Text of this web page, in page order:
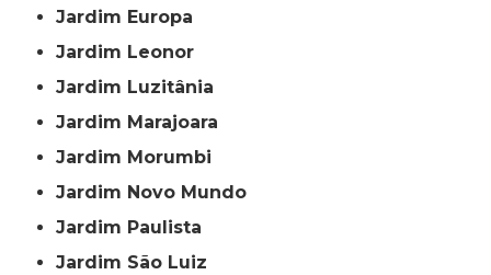
Jardim Europa
Jardim Leonor
Jardim Luzitânia
Jardim Marajoara
Jardim Morumbi
Jardim Novo Mundo
Jardim Paulista
Jardim São Luiz